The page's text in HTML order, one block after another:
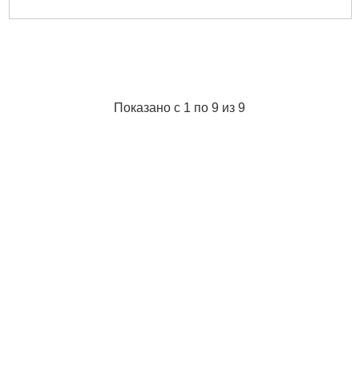
Показано с 1 по 9 из 9